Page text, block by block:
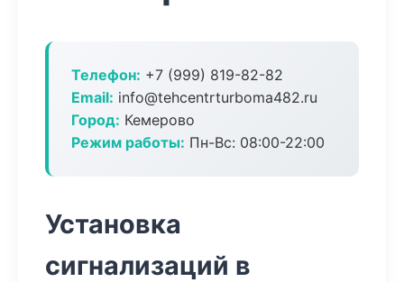
Телефон: +7 (999) 819-82-82
Email: info@tehcentrturboma482.ru
Город: Кемерово
Режим работы: Пн-Вс: 08:00-22:00
Установка
сигнализаций в